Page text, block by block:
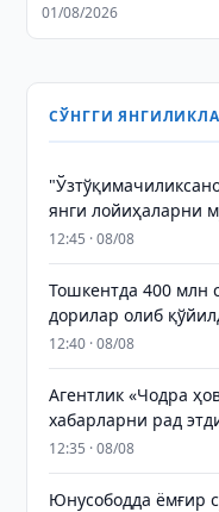
01/08/2026
СЎНГГИ
янги лойиҳаларни
12:45 · 08/08
Тошкентда 400 млн
дорилар олиб
12:40 · 08/08
Агентлик «Чодра
хабарларни рад
12:35 · 08/08
Юнусободда ёмғир